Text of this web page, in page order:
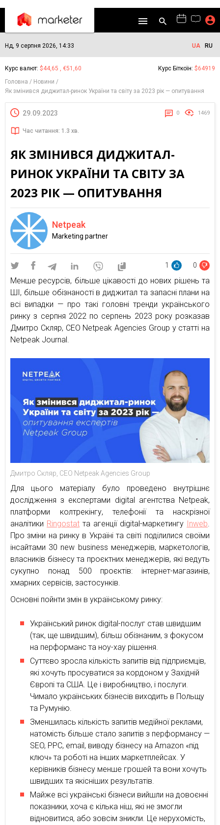
Нд, 9 серпня 2026, 14:33 UA RU
Курс валют: $44,65 , €51,60 Курс Біткоїн: $64919
Головна
Новини
Як змінився диджитал-ринок України та світу за 2023 рік — опитування
29.09.2023 0 1469
Час читання: 1.3 хв.
ЯК ЗМІНИВСЯ ДИДЖИТАЛ-
РИНОК УКРАЇНИ ТА СВІТУ ЗА
2023 РІК — ОПИТУВАННЯ
Netpeak
Marketing partner
1 0
Менше ресурсів, більше цікавості до нових рішень та
ШІ, більше обізнаності в диджитал та запасні плани на
всі випадки — про такі головні тренди українського
ринку з серпня 2022 по серпень 2023 року розказав
Дмитро Скляр, СЕО Netpeak Agencies Group у статті на
Netpeak Journal.
Дмитро Скляр, СЕО Netpeak Agencies Group
Для цього матеріалу було проведено внутрішнє
дослідження з експертами digital агентства Netpeak,
платформи колтрекінгу, телефонії та наскрізної
аналітики Ringostat та агенції digital-маркетингу Inweb.
Про зміни на ринку в Україні та світі поділилися своїми
інсайтами 30 new business менеджерів, маркетологів,
власників бізнесу та проєктних менеджерів, які ведуть
сукупно понад 500 проєктів: інтернет-магазинів,
хмарних сервісів, застосунків.
Основні пойнти змін в українському ринку:
Український ринок digital-послуг став швидшим
(так, ще швидшим), більш обізнаним, з фокусом
на перформанс та ноу-хау рішення.
Суттєво зросла кількість запитів від підприємців,
які хочуть просуватися за кордоном у Західній
Європі та США. Це і виробництво, і послуги.
Чимало українських бізнесів виходить в Польщу
та Румунію.
Зменшилась кількість запитів медійної реклами,
натомість більше стало запитів з перформансу —
SEO, PPC, email, виводу бізнесу на Amazon «під
ключ» та роботі на інших маркетплейсах. У
керівників бізнесу менше грошей та вони хочуть
швидших та якісніших результатів.
Майже всі українські бізнеси вийшли на довоєнні
показники, хоча є кілька ніш, які не змогли
відновитися, або зовсім зникли. Це нерухомість,